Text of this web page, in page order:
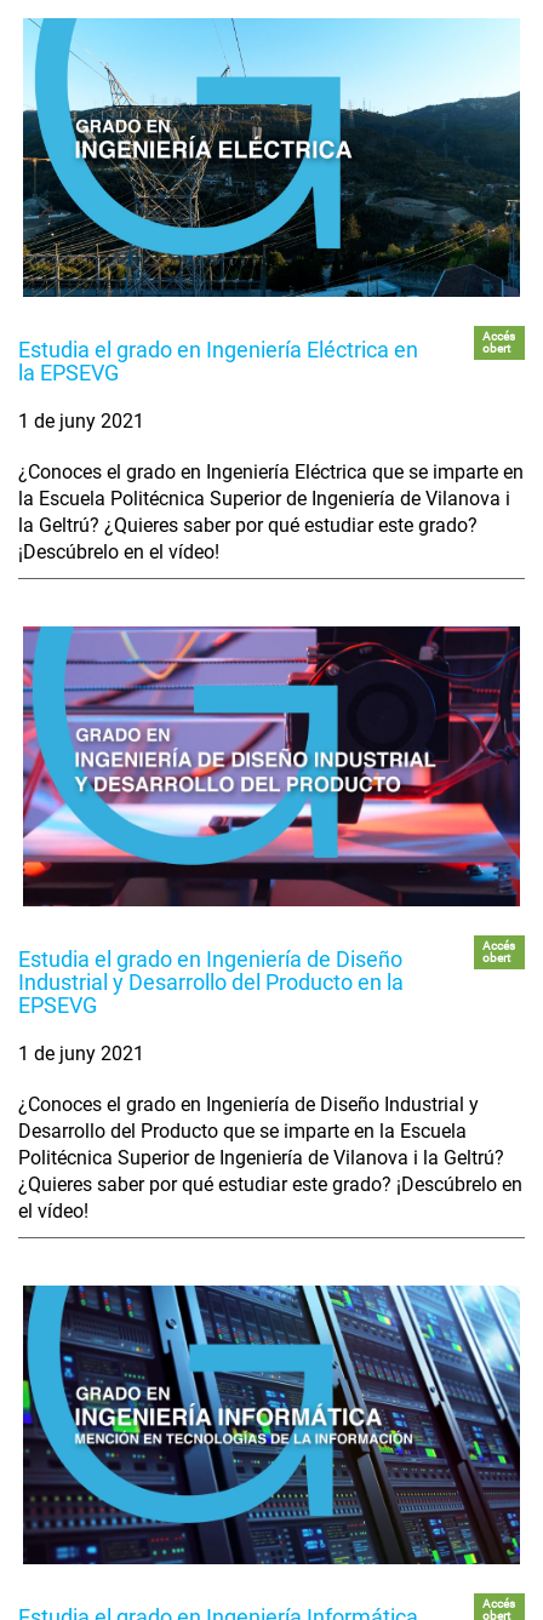
Estudia el grado en Ingeniería Eléctrica en
la EPSEVG
Accés
obert
1 de juny 2021
¿Conoces el grado en Ingeniería Eléctrica que se imparte en
la Escuela Politécnica Superior de Ingeniería de Vilanova i
la Geltrú? ¿Quieres saber por qué estudiar este grado?
¡Descúbrelo en el vídeo!
Estudia el grado en Ingeniería de Diseño
Industrial y Desarrollo del Producto en la
EPSEVG
Accés
obert
1 de juny 2021
¿Conoces el grado en Ingeniería de Diseño Industrial y
Desarrollo del Producto que se imparte en la Escuela
Politécnica Superior de Ingeniería de Vilanova i la Geltrú?
¿Quieres saber por qué estudiar este grado? ¡Descúbrelo en
el vídeo!
Accés
obert